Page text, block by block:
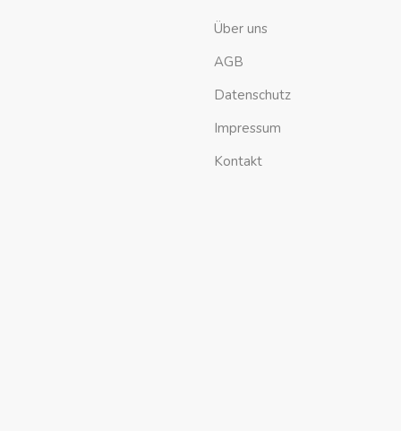
Über uns
AGB
Datenschutz
Impressum
Kontakt